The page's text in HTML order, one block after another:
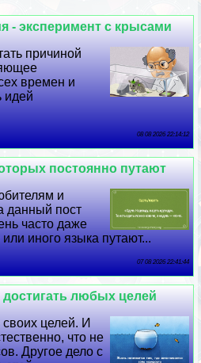
- эксперимент с крысами
причиной
времен и
идей
08 08 2026 22:14:12
постоянно путают
и
данный пост
часто даже
иного языка путают...
07 08 2026 22:41:44
любых целей
своих целей. И
что не
Другое дело с